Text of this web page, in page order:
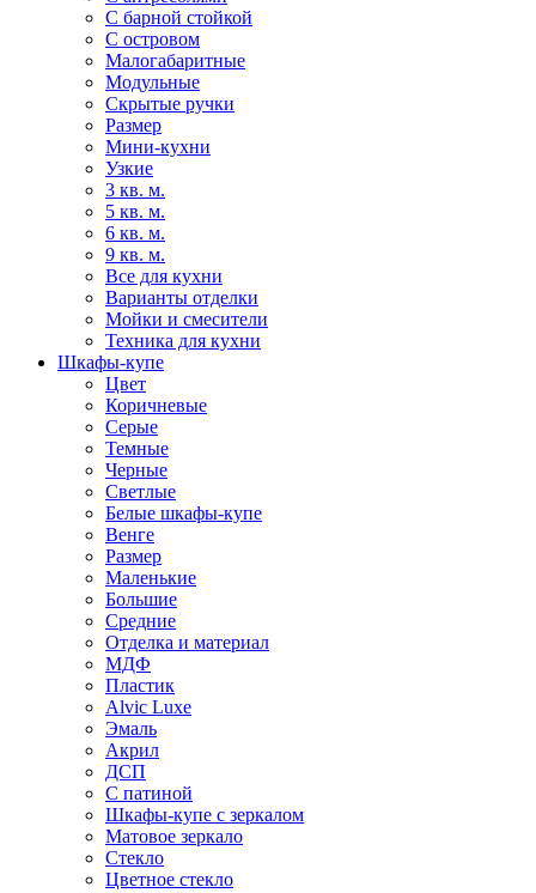
С барной стойкой
С островом
Малогабаритные
Модульные
Скрытые ручки
Размер
Мини-кухни
Узкие
3 кв. м.
5 кв. м.
6 кв. м.
9 кв. м.
Все для кухни
Варианты отделки
Мойки и смесители
Техника для кухни
Шкафы-купе
Цвет
Коричневые
Серые
Темные
Черные
Светлые
Белые шкафы-купе
Венге
Размер
Маленькие
Большие
Средние
Отделка и материал
МДФ
Пластик
Alvic Luxe
Эмаль
Акрил
ДСП
С патиной
Шкафы-купе с зеркалом
Матовое зеркало
Стекло
Цветное стекло